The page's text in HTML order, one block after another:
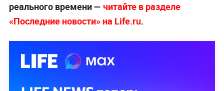
реального времени — читайте в разделе
«Последние новости» на Life.ru.